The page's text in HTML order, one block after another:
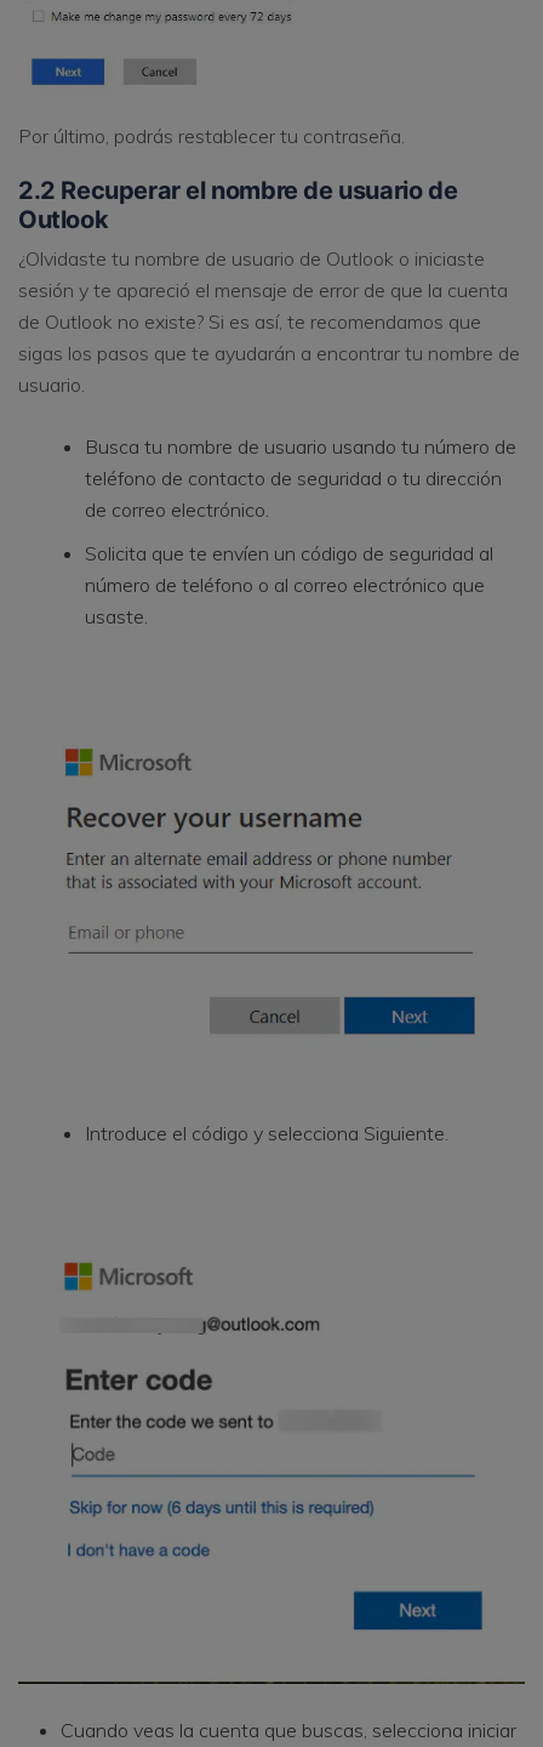
Por último, podrás restablecer tu contraseña.
2.2 Recuperar el nombre de usuario de
Outlook
¿Olvidaste tu nombre de usuario de Outlook o iniciaste
sesión y te apareció el mensaje de error de que la cuenta
de Outlook no existe? Si es así, te recomendamos que
sigas los pasos que te ayudarán a encontrar tu nombre de
usuario.
Busca tu nombre de usuario usando tu número de
teléfono de contacto de seguridad o tu dirección
de correo electrónico.
Solicita que te envíen un código de seguridad al
número de teléfono o al correo electrónico que
usaste.
Introduce el código y selecciona Siguiente.
Cuando veas la cuenta que buscas, selecciona iniciar